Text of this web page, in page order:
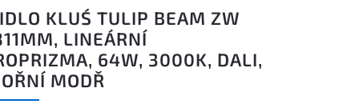
KLUŚ TULIP BEAM ZW
LINEÁRNÍ
64W, 3000K, DALI,
MODŘ